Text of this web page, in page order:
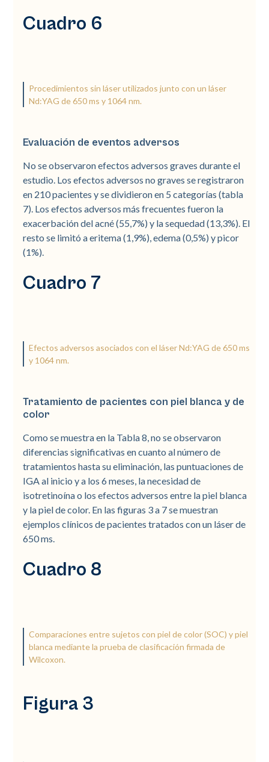
Cuadro 6
Procedimientos sin láser utilizados junto con un láser
Nd:YAG de 650 ms y 1064 nm.
Evaluación de eventos adversos
No se observaron efectos adversos graves durante el
estudio. Los efectos adversos no graves se registraron
en 210 pacientes y se dividieron en 5 categorías (tabla
7). Los efectos adversos más frecuentes fueron la
exacerbación del acné (55,7%) y la sequedad (13,3%). El
resto se limitó a eritema (1,9%), edema (0,5%) y picor
(1%).
Cuadro 7
Efectos adversos asociados con el láser Nd:YAG de 650 ms
y 1064 nm.
Tratamiento de pacientes con piel blanca y de
color
Como se muestra en la Tabla 8, no se observaron
diferencias significativas en cuanto al número de
tratamientos hasta su eliminación, las puntuaciones de
IGA al inicio y a los 6 meses, la necesidad de
isotretinoína o los efectos adversos entre la piel blanca
y la piel de color. En las figuras 3 a 7 se muestran
ejemplos clínicos de pacientes tratados con un láser de
650 ms.
Cuadro 8
Comparaciones entre sujetos con piel de color (SOC) y piel
blanca mediante la prueba de clasificación firmada de
Wilcoxon.
Figura 3